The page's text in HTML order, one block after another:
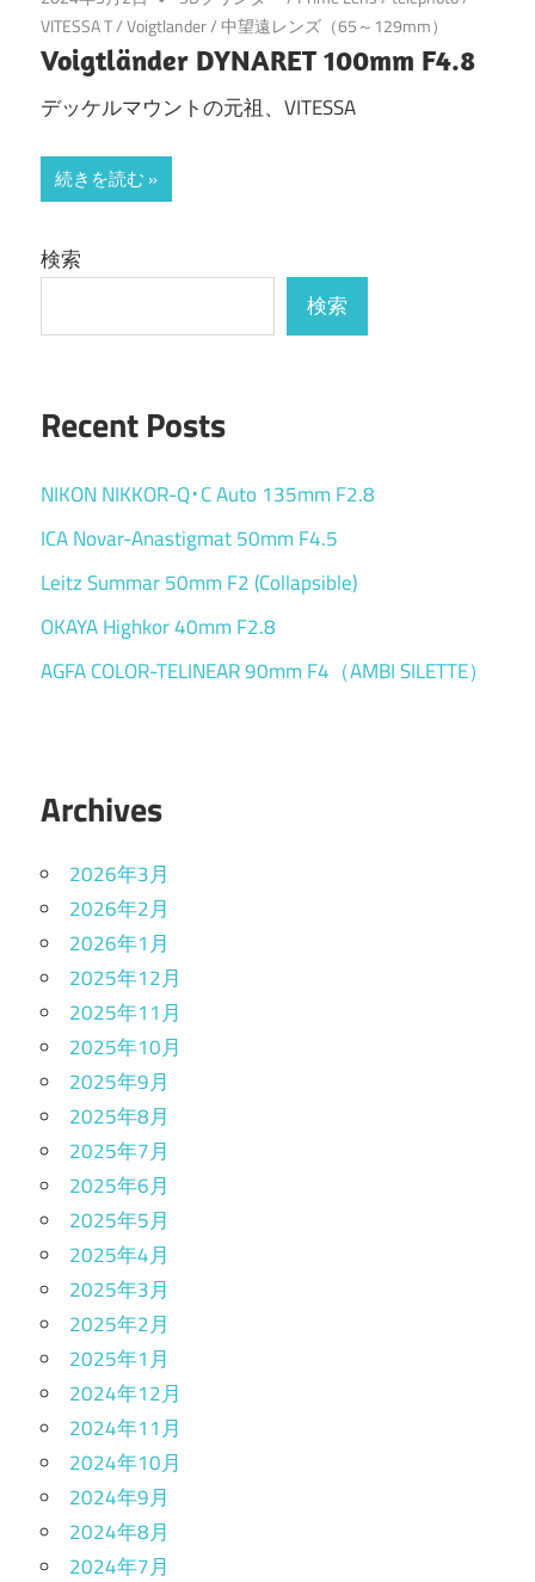
VITESSA T/Voigtlander/中望遠レンズ（65～129mm）
Voigtländer DYNARET 100mm F4.8
デッケルマウントの元祖、VITESSA
続きを読む
検索
検索
Recent Posts
NIKON NIKKOR-Q･C Auto 135mm F2.8
ICA Novar-Anastigmat 50mm F4.5
Leitz Summar 50mm F2 (Collapsible)
OKAYA Highkor 40mm F2.8
AGFA COLOR-TELINEAR 90mm F4（AMBI SILETTE）
Archives
2026年3月
2026年2月
2026年1月
2025年12月
2025年11月
2025年10月
2025年9月
2025年8月
2025年7月
2025年6月
2025年5月
2025年4月
2025年3月
2025年2月
2025年1月
2024年12月
2024年11月
2024年10月
2024年9月
2024年8月
2024年7月